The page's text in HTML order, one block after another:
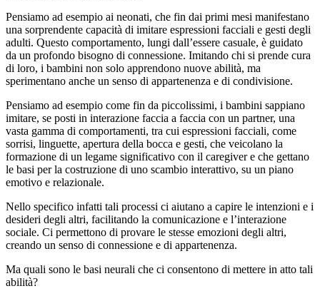
Pensiamo ad esempio ai neonati, che fin dai primi mesi manifestano
una sorprendente capacità di imitare espressioni facciali e gesti degli
adulti. Questo comportamento, lungi dall’essere casuale, è guidato
da un profondo bisogno di connessione. Imitando chi si prende cura
di loro, i bambini non solo apprendono nuove abilità, ma
sperimentano anche un senso di appartenenza e di condivisione.
Pensiamo ad esempio come fin da piccolissimi, i bambini sappiano
imitare, se posti in interazione faccia a faccia con un partner, una
vasta gamma di comportamenti, tra cui espressioni facciali, come
sorrisi, linguette, apertura della bocca e gesti, che veicolano la
formazione di un legame significativo con il caregiver e che gettano
le basi per la costruzione di uno scambio interattivo, su un piano
emotivo e relazionale.
Nello specifico infatti tali processi ci aiutano a capire le intenzioni e i
desideri degli altri, facilitando la comunicazione e l’interazione
sociale. Ci permettono di provare le stesse emozioni degli altri,
creando un senso di connessione e di appartenenza.
Ma quali sono le basi neurali che ci consentono di mettere in atto tali
abilità?